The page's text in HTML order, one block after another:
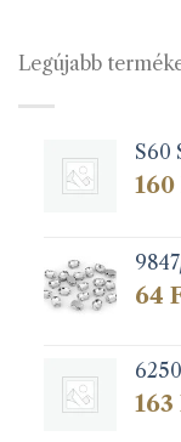
Legújabb
S60
160
64
163